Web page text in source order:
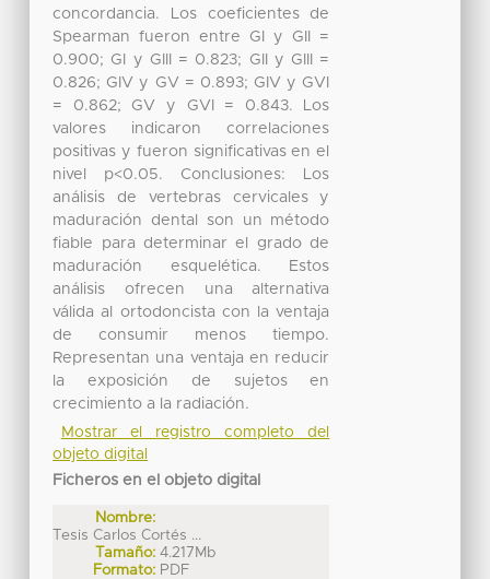
concordancia. Los coeficientes de
Spearman fueron entre GI y GII =
0.900; GI y GIII = 0.823; GII y GIII =
0.826; GIV y GV = 0.893; GIV y GVI
= 0.862; GV y GVI = 0.843. Los
valores indicaron correlaciones
positivas y fueron significativas en el
nivel p<0.05. Conclusiones: Los
análisis de vertebras cervicales y
maduración dental son un método
fiable para determinar el grado de
maduración esquelética. Estos
análisis ofrecen una alternativa
válida al ortodoncista con la ventaja
de consumir menos tiempo.
Representan una ventaja en reducir
la exposición de sujetos en
crecimiento a la radiación.
Mostrar el registro completo del
objeto digital
Ficheros en el objeto digital
Nombre:
Tesis Carlos Cortés ...
Tamaño: 4.217Mb
Formato: PDF